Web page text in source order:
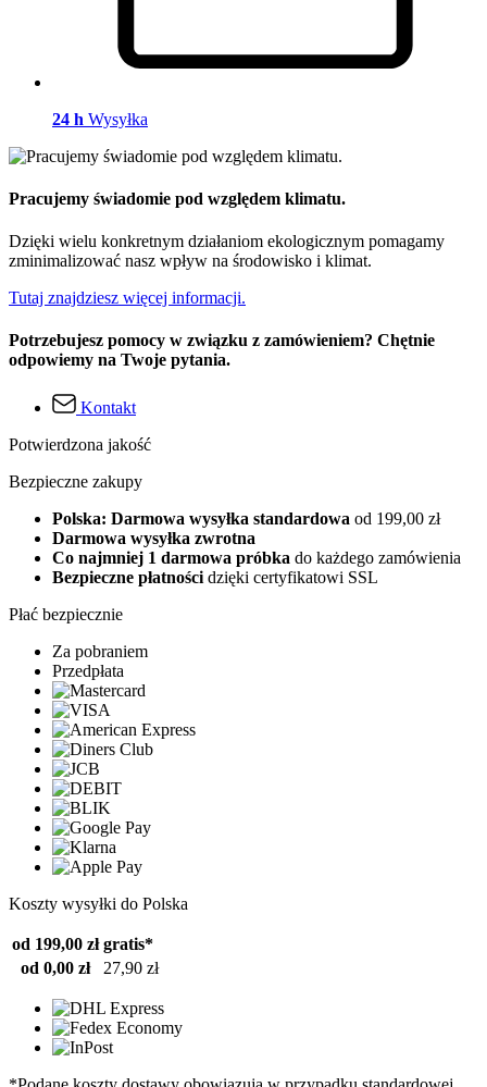
24 h Wysyłka
Pracujemy świadomie pod względem klimatu.
Dzięki wielu konkretnym działaniom ekologicznym pomagamy
zminimalizować nasz wpływ na środowisko i klimat.
Tutaj znajdziesz więcej informacji.
Potrzebujesz pomocy w związku z zamówieniem? Chętnie
odpowiemy na Twoje pytania.
Kontakt
Potwierdzona jakość
Bezpieczne zakupy
Polska: Darmowa wysyłka standardowa od 199,00 zł
Darmowa wysyłka zwrotna
Co najmniej 1 darmowa próbka do każdego zamówienia
Bezpieczne płatności dzięki certyfikatowi SSL
Płać bezpiecznie
Za pobraniem
Przedpłata
Koszty wysyłki do Polska
od 199,00 zł gratis*
od 0,00 zł
27,90 zł